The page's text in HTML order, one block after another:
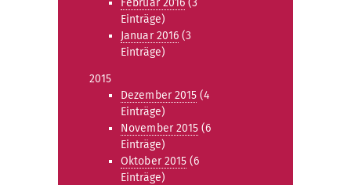
Februar 2016 (3
Einträge)
Januar 2016 (3
Einträge)
2015
Dezember 2015 (4
Einträge)
November 2015 (6
Einträge)
Oktober 2015 (6
Einträge)